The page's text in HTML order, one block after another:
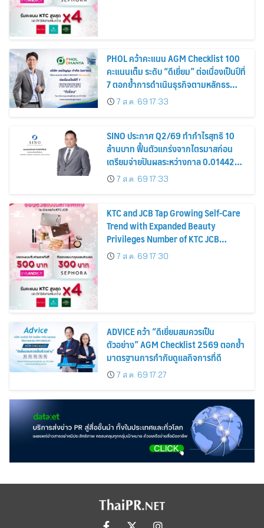
PHOL คว้าคะแนน AGM Checklist 100
คะแนนเต็ม ระดับ “ดีเยี่ยม” ต่อเนื่องเป็นปีที่
7 ตอกย้ำการดำเนินธุรกิจตามหลักธร
รมาภิบาล โปร่งใส สร้างความเชื่อมั่นผู้ถือ
หุ้น
7 ส.ค. 69 17:33
SINO ประกาศ Q2/69 ทำกำไรสุทธิ 10
ล้านบาท ฟื้นตัวแกร่งจากไตรมาสก่อน
เตรียมจ่ายปันผลระหว่างกาล 0.014423
บาทต่อหุ้น ครึ่งปีหลังมุ่งเติบโตต่อเนื่อง
7 ส.ค. 69 17:33
KTC and JCB Tap Growing Self-Care
Trend with Expanded Beauty
Privileges Number of KTC JCB
Cardmembers Spending on
Cosmetics Rises 26%
7 ส.ค. 69 17:30
ADVICE คว้า “ดีเยี่ยมสมควรเป็น
ตัวอย่าง” AGM Checklist 2569 ตอกย้ำ
มาตรฐานการกำกับดูแลกิจการที่ดี
7 ส.ค. 69 17:27